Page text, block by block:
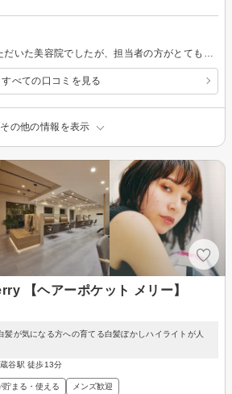
すべての口コミを見る
その他の情報を表示
【ヘアーポケット メリー】
髪が気になる方への育てる白髪ぼかしハイライトが人
谷駅 徒歩13分
貯まる・使える メンズ歓迎